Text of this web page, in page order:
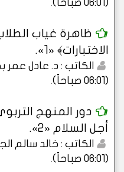
(06:01 صباحاً)
.
ظاهرة غياب
الاختبارات﴾ «1».
الكاتب : د. عادل عمر
(06:01 صباحاً)
.
دور المنهج
أجل السلام «2».
الكاتب : خالد سالم
(06:01 صباحاً)
.